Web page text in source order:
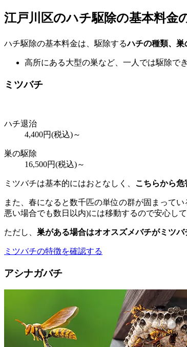
江戸川区のハチ駆除の基本料金
ハチ駆除の基本料金は、駆除するハチの種類、
高所にある大型の巣など、一人では駆除で
ミツバチ
ハチ退治
4,400円(税込)～
巣の駆除
16,500円(税込)～
ミツバチは基本的にはおとなしく、 こちらから危
また、春になると数千匹の単位の群が固まって
悪い場合でも数日以内)には移動するので安心して
ただし、 巣がある場合はオオスズメバチがミツ
ミツバチの特徴を確認する
アシナガバチ